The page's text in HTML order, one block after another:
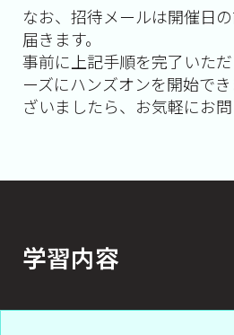
なお、招待メールは開催日
届きます。
事前に上記手順を完了いた
ーズにハンズオンを開始で
ざいましたら、お気軽にお問
学習内容